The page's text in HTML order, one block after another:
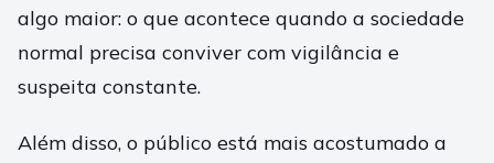
algo maior: o que acontece quando a sociedade
normal precisa conviver com vigilância e
suspeita constante.
Além disso, o público está mais acostumado a